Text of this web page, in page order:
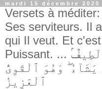
mardi 15 décembre 2020
Versets à
Ses serviteurs. Il
qui Il veut. Et
Puissant. ... آيات للتّدبُّر: ٱللَّهُ لَطِيفٌۢ
يَشَآءُ ۖ وَهُوَ ٱلْقَوِىُّ
ٱلْعَزِيزُ